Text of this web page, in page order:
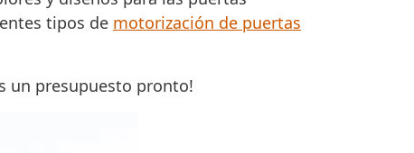
tipos de motorización de puertas
un presupuesto pronto!